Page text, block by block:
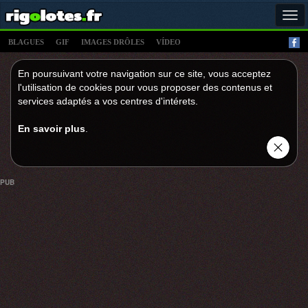
BLAGUES GIF IMAGES DRÔLES VÍDEO
En poursuivant votre navigation sur ce site, vous acceptez
l'utilisation de cookies pour vous proposer des contenus et
services adaptés a vos centres d'intérets.
En savoir plus
PUB